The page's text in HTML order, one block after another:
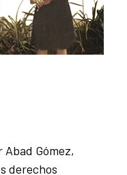
Abad Gómez,
derechos